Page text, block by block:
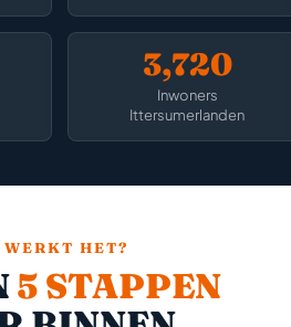
3,720
Inwoners
Ittersumerlanden
WERKT HET?
5 STAPPEN